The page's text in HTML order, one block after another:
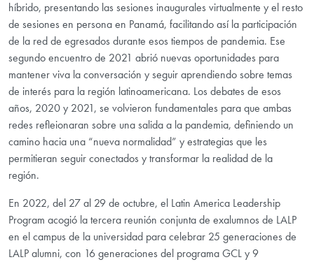
híbrido, presentando las sesiones inaugurales virtualmente y el resto
de sesiones en persona en Panamá, facilitando así la participación
de la red de egresados durante esos tiempos de pandemia. Ese
segundo encuentro de 2021 abrió nuevas oportunidades para
mantener viva la conversación y seguir aprendiendo sobre temas
de interés para la región latinoamericana. Los debates de esos
años, 2020 y 2021, se volvieron fundamentales para que ambas
redes refleionaran sobre una salida a la pandemia, definiendo un
camino hacia una “nueva normalidad” y estrategias que les
permitieran seguir conectados y transformar la realidad de la
región.
En 2022, del 27 al 29 de octubre, el Latin America Leadership
Program acogió la tercera reunión conjunta de exalumnos de LALP
en el campus de la universidad para celebrar 25 generaciones de
LALP alumni, con 16 generaciones del programa GCL y 9